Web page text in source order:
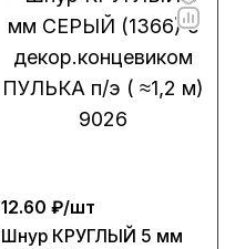
12.60 ₽/шт
Шнур КРУГЛЫЙ 5 мм